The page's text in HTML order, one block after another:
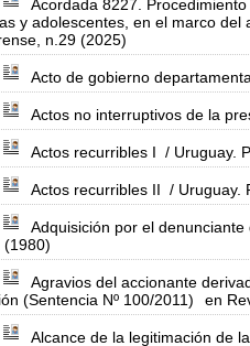
Acordada 8227.
y adolescentes, en el marco
n.29 (2025)
Acto de gobierno
Actos no interruptivos de la
Actos recurribles I / Uruguay.
Actos recurribles II / Uruguay.
Adquisición por el
(1980)
Agravios del accionante
(Sentencia Nº 100/2011)
en
Alcance de la legitimación de